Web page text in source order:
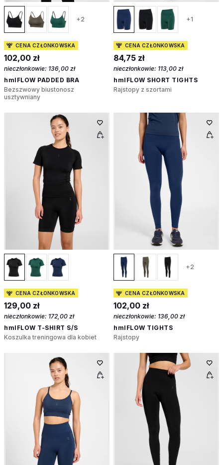
+2
CENA CZŁONKOWSKA
102,00 zł
nieczłonkowie: 136,00 zł
hmlFLOW PADDED BRA
Bezszwowy biustonosz
usztywniany
+1
CENA CZŁONKOWSKA
84,75 zł
nieczłonkowie: 113,00 zł
hmlFLOW SHORT TIGHTS
Rajstopy z szortami
CENA CZŁONKOWSKA
129,00 zł
nieczłonkowie: 172,00 zł
hmlFLOW T-SHIRT S/S
Koszulka treningowa dla kobiet
+2
CENA CZŁONKOWSKA
102,00 zł
nieczłonkowie: 136,00 zł
hmlFLOW TIGHTS
Rajstopy